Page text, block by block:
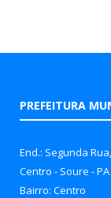
PREFEITURA
End.: Segunda
Centro - Soure - PA
Bairro: Centro